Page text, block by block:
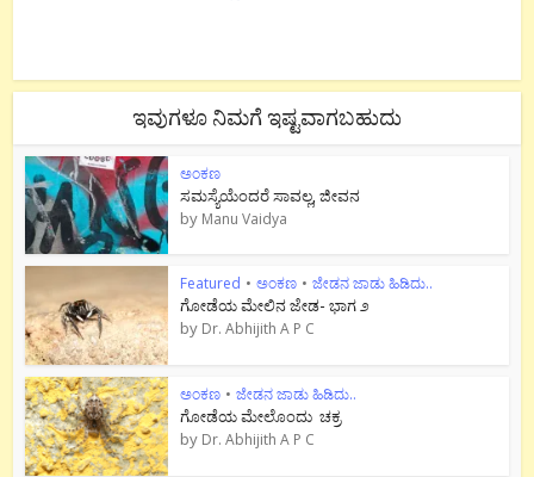
ಇವುಗಳೂ ನಿಮಗೆ ಇಷ್ಟವಾಗಬಹುದು
ಅಂಕಣ
ಸಮಸ್ಯೆಯೆಂದರೆ ಸಾವಲ್ಲ, ಜೀವನ
by Manu Vaidya
Featured • ಅಂಕಣ • ಜೇಡನ ಜಾಡು ಹಿಡಿದು..
ಗೋಡೆಯ ಮೇಲಿನ ಜೇಡ- ಭಾಗ ೨
by Dr. Abhijith A P C
ಅಂಕಣ • ಜೇಡನ ಜಾಡು ಹಿಡಿದು..
ಗೋಡೆಯ ಮೇಲೊಂದು ಚಕ್ರ
by Dr. Abhijith A P C